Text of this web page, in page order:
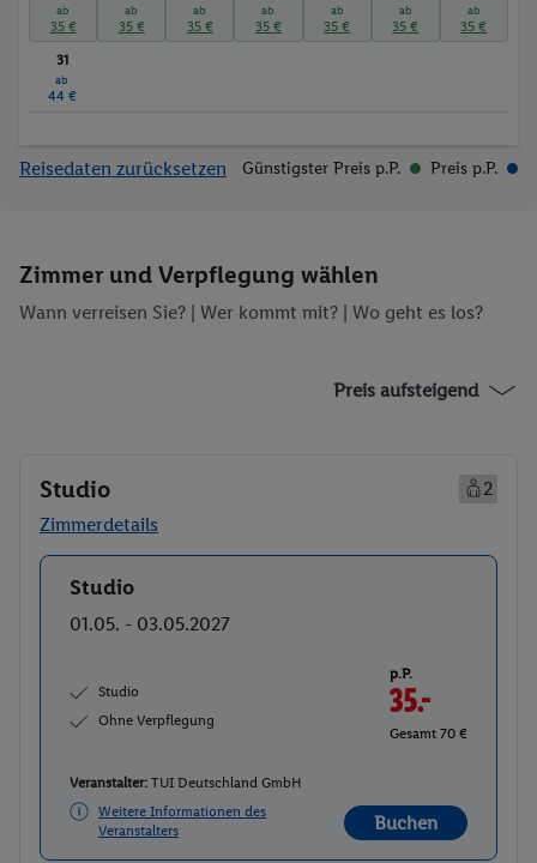
ab
35 €
ab
35 €
ab
35 €
ab
35 €
ab
35 €
ab
35 €
ab
35 €
31
ab
44 €
Reisedaten zurücksetzen Günstigster Preis p.P. Preis p.P.
Zimmer und Verpflegung wählen
Wann verreisen Sie? | Wer kommt mit? | Wo geht es los?
Preis aufsteigend
Studio
2
Zimmerdetails
Buchen
Studio
01.05. - 03.05.2027
Studio
Ohne Verpflegung
p.P.
35.-
Gesamt 70 €
Veranstalter: TUI Deutschland GmbH
Weitere Informationen des
Veranstalters
Buchen